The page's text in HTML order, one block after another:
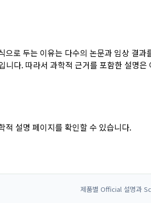
로 두는 이유는 다수의 논문과 임상 결
다. 따라서 과학적 근거를 포함한 설명
설명 페이지를 확인할 수 있습니다.
제품별 Official 설명과